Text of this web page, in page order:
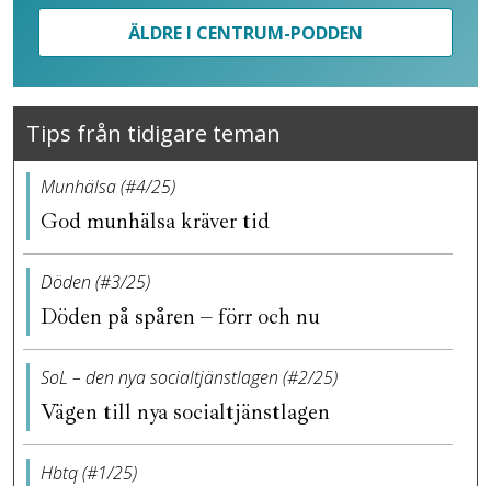
ÄLDRE I CENTRUM-PODDEN
Tips från tidigare teman
Munhälsa (#4/25)
God munhälsa kräver tid
Döden (#3/25)
Döden på spåren – förr och nu
SoL – den nya socialtjänstlagen (#2/25)
Vägen till nya socialtjänstlagen
Hbtq (#1/25)